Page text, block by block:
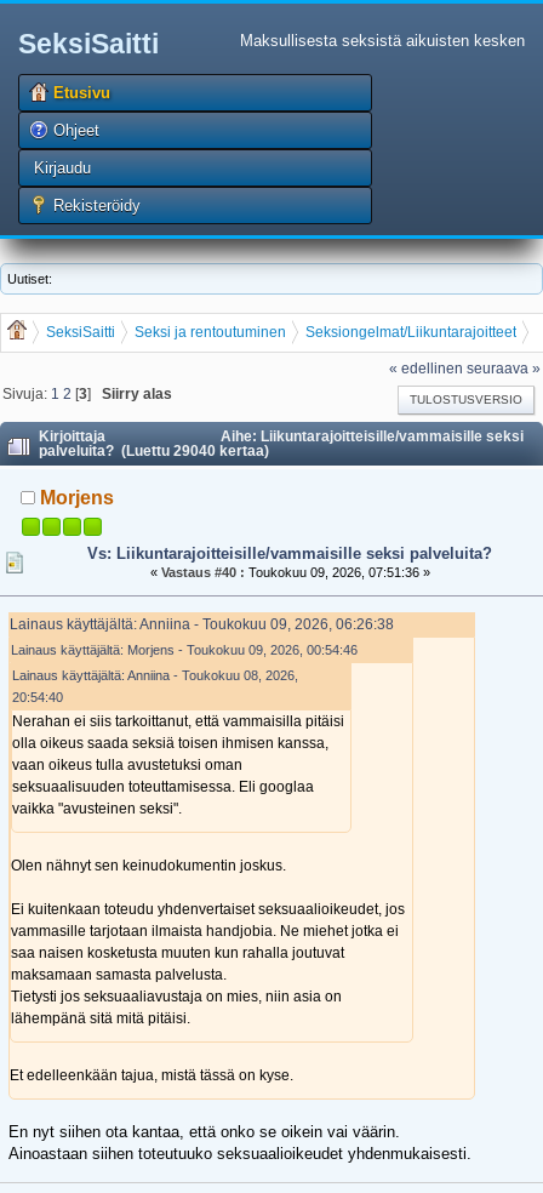
SeksiSaitti Maksullisesta seksistä aikuisten kesken
Etusivu
Ohjeet
Kirjaudu
Rekisteröidy
Uutiset:
SeksiSaitti Seksi ja rentoutuminen
Seksiongelmat/Liikuntarajoitteet
Liikuntarajoitteisille/vammaisille seksi palveluita?
« edellinen seuraava »
TULOSTUSVERSIO
Sivuja: 1 2 [3]Siirry alas
Kirjoittaja
Aihe: Liikuntarajoitteisille/vammaisille seksi
palveluita? (Luettu 29040 kertaa)
Morjens
Vs: Liikuntarajoitteisille/vammaisille seksi palveluita?
« Vastaus #40 : Toukokuu 09, 2026, 07:51:36 »
Lainaus käyttäjältä: Anniina - Toukokuu 09, 2026, 06:26:38
Lainaus käyttäjältä: Morjens - Toukokuu 09, 2026, 00:54:46
Lainaus käyttäjältä: Anniina - Toukokuu 08, 2026,
20:54:40
Nerahan ei siis tarkoittanut, että vammaisilla pitäisi
olla oikeus saada seksiä toisen ihmisen kanssa,
vaan oikeus tulla avustetuksi oman
seksuaalisuuden toteuttamisessa. Eli googlaa
vaikka "avusteinen seksi".
Olen nähnyt sen keinudokumentin joskus.
Ei kuitenkaan toteudu yhdenvertaiset seksuaalioikeudet, jos
vammasille tarjotaan ilmaista handjobia. Ne miehet jotka ei
saa naisen kosketusta muuten kun rahalla joutuvat
maksamaan samasta palvelusta.
Tietysti jos seksuaaliavustaja on mies, niin asia on
lähempänä sitä mitä pitäisi.
Et edelleenkään tajua, mistä tässä on kyse.
En nyt siihen ota kantaa, että onko se oikein vai väärin.
Ainoastaan siihen toteutuuko seksuaalioikeudet yhdenmukaisesti.